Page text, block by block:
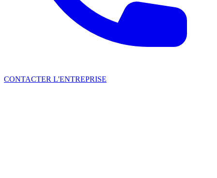
CONTACTER L'ENTREPRISE